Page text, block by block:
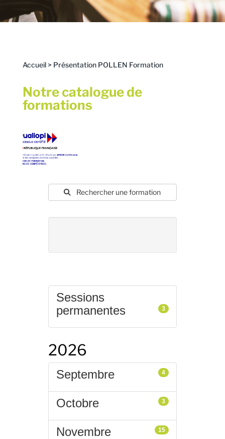
Accueil> Présentation POLLEN Formation
Notre catalogue de
formations
Rechercher une formation
Sessions
permanentes
3
2026
Septembre 4
Octobre 3
Novembre 15